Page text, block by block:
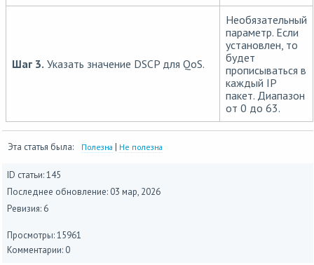
Шаг 3. Указать значение DSCP для QoS.
Необязательный
параметр. Если
установлен, то
будет
прописываться в
каждый IP
пакет. Диапазон
от 0 до 63.
Эта статья была: Полезна | Не полезна
ID статьи: 145
Последнее обновление: 03 мар, 2026
Ревизия: 6
Просмотры: 15961
Комментарии: 0